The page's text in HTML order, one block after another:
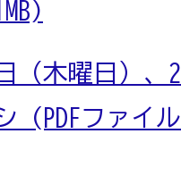
（木曜日）
(PDFファイ